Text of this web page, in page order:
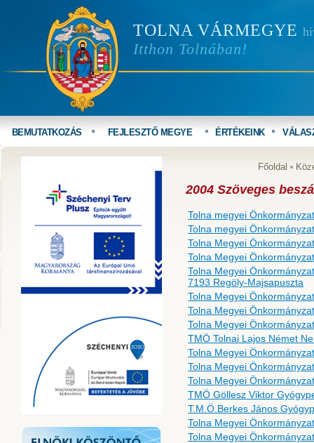
TOLNA VÁRMEGYE
Itthon Tolnában!
BEMUTATKOZÁS FEJLESZTŐ MEGYE ÉRTÉKEINK
Főoldal
2004 Szöveges
Tolna megyei
Tolna megyei
Tolna Megyei
Tolna Megyei
Tolna Megyei
7193 Regöly-Majsapuszta
Tolna Megyei
Tolna Megyei
Tolna Megyei
TMÖ Tolnai Lajos Német
Tolna Megyei
Tolna Megyei
Tolna Megyei
TMÖ Göllesz Viktor
T.M.Ö.Berkes János
Tolna Megyei
Tolna Megyei